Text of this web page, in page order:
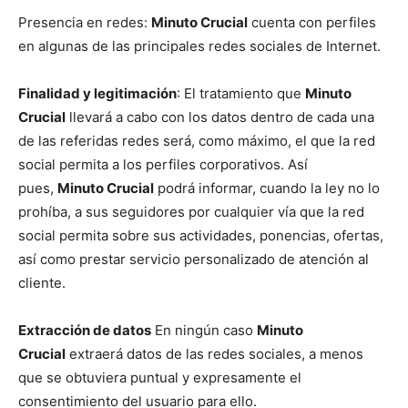
Presencia en redes: Minuto Crucial cuenta con perfiles
en algunas de las principales redes sociales de Internet.
Finalidad y legitimación: El tratamiento que Minuto
Crucial llevará a cabo con los datos dentro de cada una
de las referidas redes será, como máximo, el que la red
social permita a los perfiles corporativos. Así
pues, Minuto Crucial podrá informar, cuando la ley no lo
prohíba, a sus seguidores por cualquier vía que la red
social permita sobre sus actividades, ponencias, ofertas,
así como prestar servicio personalizado de atención al
cliente.
Extracción de datos En ningún caso Minuto
Crucial extraerá datos de las redes sociales, a menos
que se obtuviera puntual y expresamente el
consentimiento del usuario para ello.